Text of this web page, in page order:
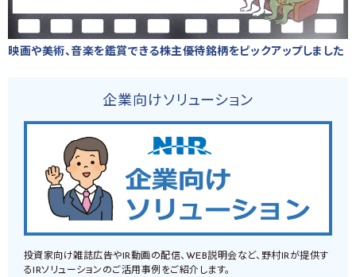
映画や美術、音楽を鑑賞できる株主優待銘柄をピックアップしました
企業向けソリューション
投資家向け雑誌広告やIR動画の配信、WEB説明会など、野村IRが提供す
るIRソリューションのご活用事例をご紹介します。